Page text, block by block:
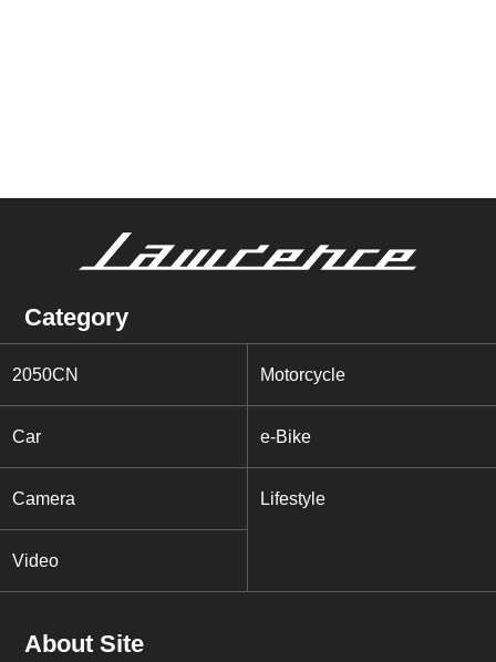
Category
2050CN Motorcycle
Car e-Bike
Camera Lifestyle
Video
About Site